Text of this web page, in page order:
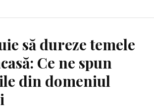
să dureze temele
Ce ne spun
din domeniul